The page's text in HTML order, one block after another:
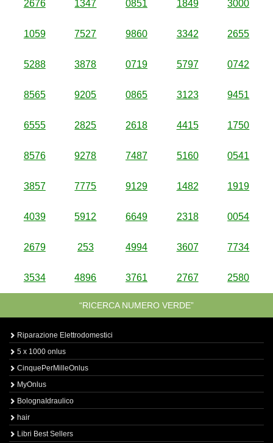
2676 1347 0851 1849 3000
1059 7527 9860 3342 2655
5288 3878 0719 5797 0742
8565 9205 0865 3123 9451
6555 2825 2618 4415 1750
8576 9278 7487 5160 0541
3857 7775 9129 1482 1919
4039 5912 6649 2318 0054
2679 253 4994 3607 7734
3534 4896 3761 2767 2580
“RICERCA NUMERO VERDE”
Riparazione Elettrodomestici
5 x 1000 onlus
CinquePerMilleOnlus
MyOnlus
BolognaIdraulico
hair
Libri Best Sellers